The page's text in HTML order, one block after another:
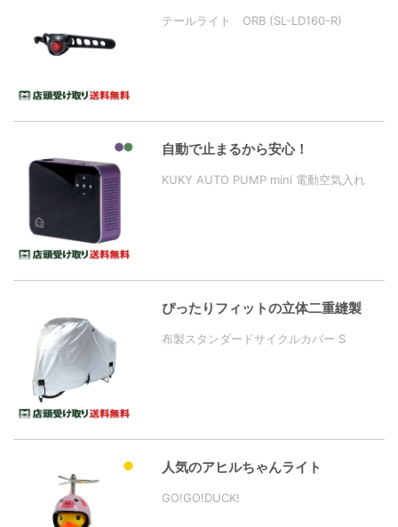
テールライト ORB (SL-LD160-R)
自動で止まるから安心！
KUKY AUTO PUMP mini 電動空気入れ
ぴったりフィットの立体二重縫製
布製スタンダードサイクルカバー S
人気のアヒルちゃんライト
GO!GO!DUCK!